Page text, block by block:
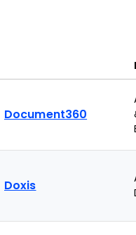
Document360
Doxis